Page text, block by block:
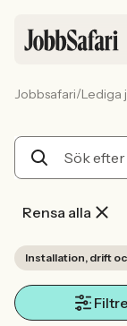
Arbetsliv och
Sök
Jobbsafari/Lediga
Rensa alla
Installation, drift